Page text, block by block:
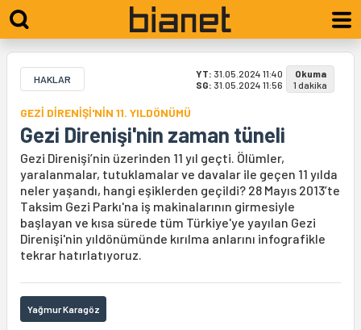
HAKLAR YT: 31.05.2024 11:40
SG: 31.05.2024 11:56
Okuma
1 dakika
GEZİ DİRENİŞİ'NİN 11. YILDÖNÜMÜ
Gezi Direnişi'nin zaman tüneli
Gezi Direnişi’nin üzerinden 11 yıl geçti. Ölümler,
yaralanmalar, tutuklamalar ve davalar ile geçen 11 yılda
neler yaşandı, hangi eşiklerden geçildi? 28 Mayıs 2013’te
Taksim Gezi Parkı'na iş makinalarının girmesiyle
başlayan ve kısa sürede tüm Türkiye'ye yayılan Gezi
Direnişi'nin yıldönümünde kırılma anlarını infografikle
tekrar hatırlatıyoruz.
Yağmur Karagöz